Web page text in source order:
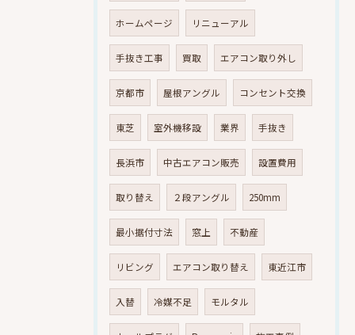
ホームページ リニューアル
手抜き工事 買取 エアコン取り外し
京都市 屋根アングル コンセント交換
東芝 室外機移設 業界 手抜き
長浜市 中古エアコン販売 設置費用
取り替え ２段アングル 250mm
最小据付寸法 窓上 不動産
リビング エアコン取り替え 東近江市
入替 冷媒不足 モルタル